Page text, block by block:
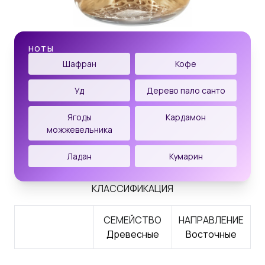
НОТЫ
Шафран Кофе
Уд Дерево пало санто
Ягоды
можжевельника
Кардамон
Ладан Кумарин
КЛАССИФИКАЦИЯ
СЕМЕЙСТВО
Древесные
НАПРАВЛЕНИЕ
Восточные